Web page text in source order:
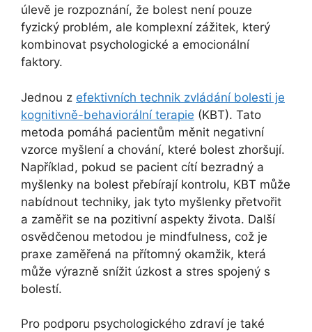
úlevě je rozpoznání, že bolest není pouze
fyzický problém, ale komplexní zážitek, který
kombinovat psychologické a emocionální
faktory.
Jednou z efektivních technik zvládání bolesti je
kognitivně-behaviorální terapie (KBT). Tato
metoda pomáhá pacientům měnit negativní
vzorce myšlení a chování, které bolest zhoršují.
Například, pokud se pacient cítí bezradný a
myšlenky na bolest přebírají kontrolu, KBT může
nabídnout techniky, jak tyto myšlenky přetvořit
a zaměřit se na pozitivní aspekty života. Další
osvědčenou metodou je mindfulness, což je
praxe zaměřená na přítomný okamžik, která
může výrazně snížit úzkost a stres spojený s
bolestí.
Pro podporu psychologického zdraví je také